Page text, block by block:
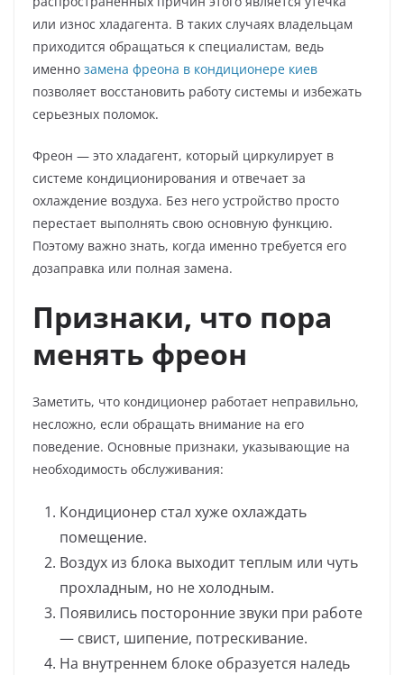
или износ хладагента. В таких случаях владельцам
приходится обращаться к специалистам, ведь
именно замена фреона в кондиционере киев
позволяет восстановить работу системы и избежать
серьезных поломок.
Фреон — это хладагент, который циркулирует в
системе кондиционирования и отвечает за
охлаждение воздуха. Без него устройство просто
перестает выполнять свою основную функцию.
Поэтому важно знать, когда именно требуется его
дозаправка или полная замена.
Признаки, что пора
менять фреон
Заметить, что кондиционер работает неправильно,
несложно, если обращать внимание на его
поведение. Основные признаки, указывающие на
необходимость обслуживания:
Кондиционер стал хуже охлаждать
помещение.
Воздух из блока выходит теплым или чуть
прохладным, но не холодным.
Появились посторонние звуки при работе
— свист, шипение, потрескивание.
На внутреннем блоке образуется наледь